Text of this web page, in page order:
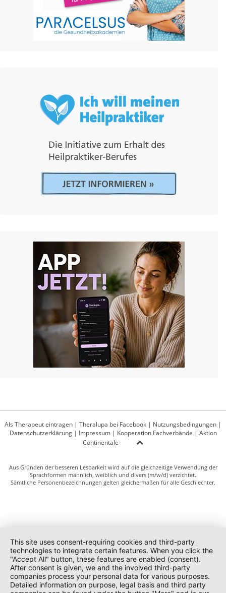
Als Therapeut eintragen | Theralupa bei Facebook | Nutzungsbedingungen |
Datenschutzerklärung| Impressum| Kooperation Fachverbände | Aktion
Continentale
Aus Gründen der besseren Lesbarkeit wird auf die gleichzeitige Verwendung der
Sprachformen männlich, weiblich und divers (m/w/d) verzichtet.
Sämtliche Personenbezeichnungen gelten gleichermaßen für alle Geschlechter.
This site uses consent-requiring cookies and third-party
technologies to integrate certain features. When you click the
"Accept All" button, these features are enabled (consent).
After consent is given, we and the involved third-party
companies process your personal data for various purposes.
Detailed information on purpose, legal basis and third party